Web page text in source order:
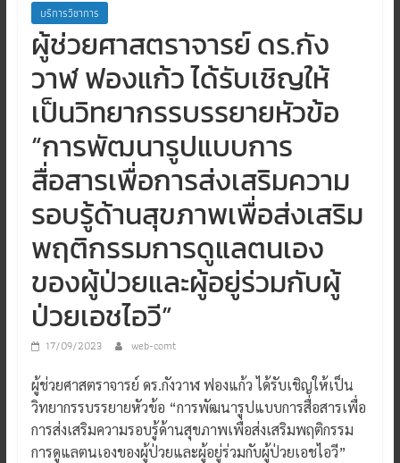
บริการวิชาการ
ผู้ช่วยศาสตราจารย์ ดร.กัง
วาฬ ฟองแก้ว ได้รับเชิญให้
เป็นวิทยากรรบรรยายหัวข้อ
“การพัฒนารูปแบบการ
สื่อสารเพื่อการส่งเสริมความ
รอบรู้ด้านสุขภาพเพื่อส่งเสริม
พฤติกรรมการดูแลตนเอง
ของผู้ป่วยและผู้อยู่ร่วมกับผู้
ป่วยเอชไอวี”
17/09/2023 web-comt
ผู้ช่วยศาสตราจารย์ ดร.กังวาฬ ฟองแก้ว ได้รับเชิญให้เป็น
วิทยากรรบรรยายหัวข้อ “การพัฒนารูปแบบการสื่อสารเพื่อ
การส่งเสริมความรอบรู้ด้านสุขภาพเพื่อส่งเสริมพฤติกรรม
การดูแลตนเองของผู้ป่วยและผู้อยู่ร่วมกับผู้ป่วยเอชไอวี”